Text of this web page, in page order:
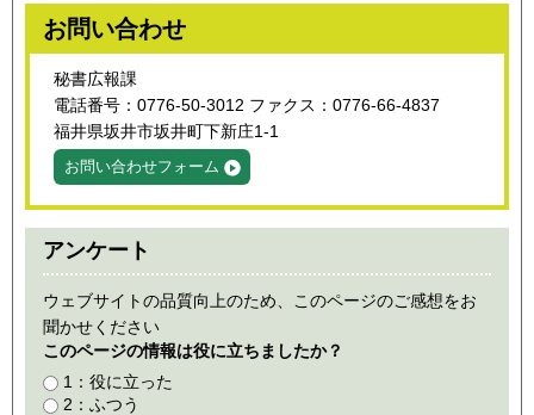
お問い合わせ
秘書広報課
電話番号：0776-50-3012 ファクス：0776-66-4837
福井県坂井市坂井町下新庄1-1
お問い合わせフォーム
アンケート
ウェブサイトの品質向上のため、このページのご感想をお
聞かせください
このページの情報は役に立ちましたか？
1：役に立った
2：ふつう